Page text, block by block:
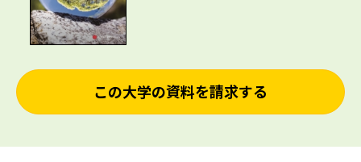
この大学の資料を請求する